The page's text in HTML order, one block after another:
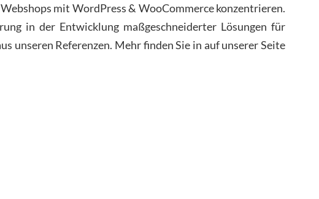
mit WordPress & WooCommerce konzentrieren.
in der Entwicklung maßgeschneiderter Lösungen für
unseren Referenzen. Mehr finden Sie in auf unserer Seite